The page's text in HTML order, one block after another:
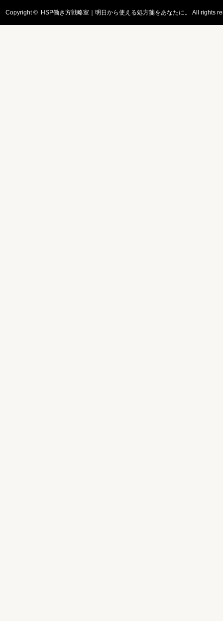
Copyright © HSP働き方戦略室｜明日から使える処方箋をあなたに。 All rights